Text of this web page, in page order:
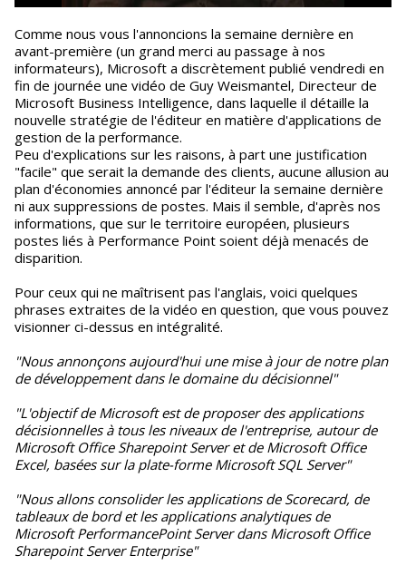
Comme nous vous l'annoncions la semaine dernière en
avant-première (un grand merci au passage à nos
informateurs), Microsoft a discrètement publié vendredi en
fin de journée une vidéo de Guy Weismantel, Directeur de
Microsoft Business Intelligence, dans laquelle il détaille la
nouvelle stratégie de l'éditeur en matière d'applications de
gestion de la performance.
Peu d'explications sur les raisons, à part une justification
"facile" que serait la demande des clients, aucune allusion au
plan d'économies annoncé par l'éditeur la semaine dernière
ni aux suppressions de postes. Mais il semble, d'après nos
informations, que sur le territoire européen, plusieurs
postes liés à Performance Point soient déjà menacés de
disparition.
Pour ceux qui ne maîtrisent pas l'anglais, voici quelques
phrases extraites de la vidéo en question, que vous pouvez
visionner ci-dessus en intégralité.
"Nous annonçons aujourd'hui une mise à jour de notre plan
de développement dans le domaine du décisionnel"
"L'objectif de Microsoft est de proposer des applications
décisionnelles à tous les niveaux de l'entreprise, autour de
Microsoft Office Sharepoint Server et de Microsoft Office
Excel, basées sur la plate-forme Microsoft SQL Server"
"Nous allons consolider les applications de Scorecard, de
tableaux de bord et les applications analytiques de
Microsoft PerformancePoint Server dans Microsoft Office
Sharepoint Server Enterprise"